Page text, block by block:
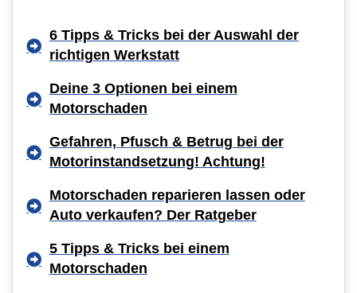
6 Tipps & Tricks bei der Auswahl der
richtigen Werkstatt
Deine 3 Optionen bei einem
Motorschaden
Gefahren, Pfusch & Betrug bei der
Motorinstandsetzung! Achtung!
Motorschaden reparieren lassen oder
Auto verkaufen? Der Ratgeber
5 Tipps & Tricks bei einem
Motorschaden